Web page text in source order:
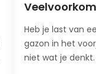
oorzaken en
Heb je last van
gazon in het
niet wat je